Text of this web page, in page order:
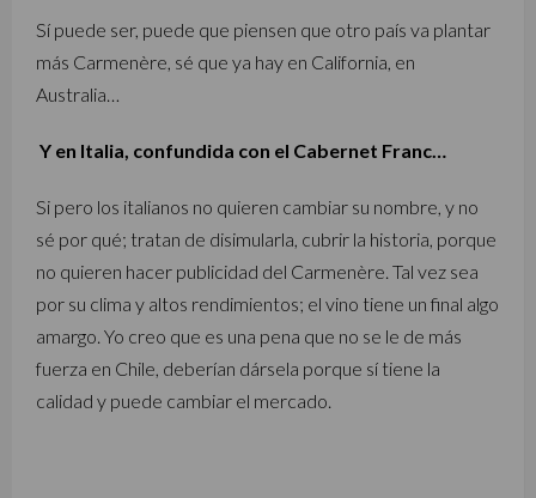
Sí puede ser, puede que piensen que otro país va plantar
más Carmenère, sé que ya hay en California, en
Australia…
Y en Italia, confundida con el Cabernet Franc…
Si pero los italianos no quieren cambiar su nombre, y no
sé por qué; tratan de disimularla, cubrir la historia, porque
no quieren hacer publicidad del Carmenère. Tal vez sea
por su clima y altos rendimientos; el vino tiene un final algo
amargo. Yo creo que es una pena que no se le de más
fuerza en Chile, deberían dársela porque sí tiene la
calidad y puede cambiar el mercado.